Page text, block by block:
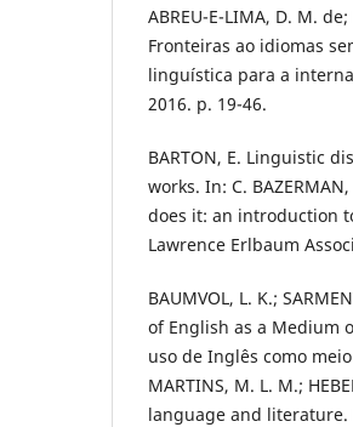
ABREU-E-LIMA, D. M.
Fronteiras ao idiomas
linguística para a
2016. p. 19-46.
BARTON, E. Linguistic
works. In: C.
does it: an introduction
Lawrence Erlbaum
BAUMVOL, L. K.;
of English as a Medium
uso de Inglês como
MARTINS, M. L. M.;
language and literature.